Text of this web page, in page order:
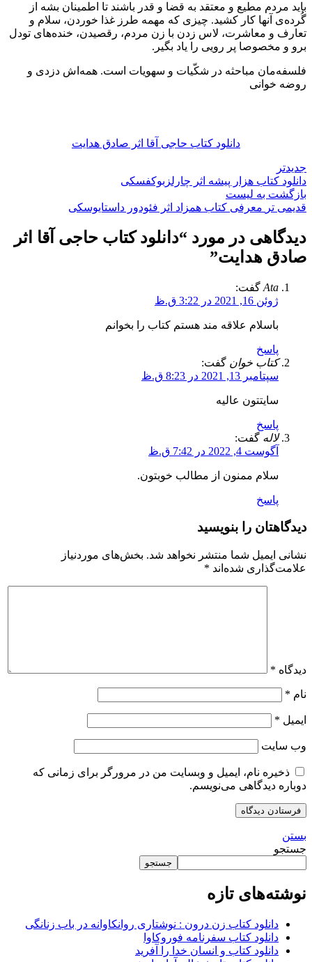
باید مردم مطیع و معتقد به قضا و قدر باشند تا اطمینان بشه از
گُرده‌ی آنها کار کشید. چیزی که مهمه طرز غذا خوردن، سلام و
تعارف و معاشرت، لاس زدن با زن مردم، رقصیدن، خنده‌های تودل
برو و مخصوصا پر رویی را یاد بگیر.
فلسفه‌مان مباحثه در شکّیات و سهویات است. همه‌اش دزدی و
روضه خوانی
دانلود کتاب حاجی آقا اثر صادق هدایت
جدیدتر
دانلود کتاب هزار پیشه اثر چارلزبوکفسکی
بازگشت به لیست
قدیمی تر معرفی کتاب همزاد اثر فئودور داستایوسکی
دیدگاهی در مورد “دانلود کتاب حاجی آقا اثر
صادق هدایت”
Ata گفت:
ژوئن 16, 2021 در 3:22 ق.ظ
باسلام علاقه مند هستم کتاب را بخوانم
پاسخ
کتاب خوان گفت:
سپتامبر 13, 2021 در 8:23 ق.ظ
سایتتون عالیه
پاسخ
لاله گفت:
آگوست 4, 2022 در 7:42 ق.ظ
سلام ممنون از مطالب خوبتون.
پاسخ
دیدگاهتان را بنویسید
نشانی ایمیل شما منتشر نخواهد شد. بخش‌های موردنیاز
علامت‌گذاری شده‌اند *
دیدگاه *
نام *
ایمیل *
وب‌ سایت
ذخیره نام، ایمیل و وبسایت من در مرورگر برای زمانی که
دوباره دیدگاهی می‌نویسم.
بستن
جستجو
جستجو
نوشته‌های تازه
دانلود کتاب زن درون : نوشتاری روانکاوانه در باب زنانگی
دانلود کتاب سفرنامه فوروکاوا
دانلود کتاب و انسان خدا را آفرید